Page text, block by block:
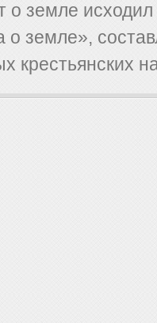
о земле исходил
о земле»,
крестьянских